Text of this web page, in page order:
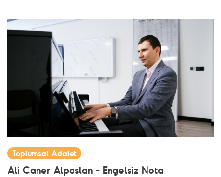
Toplumsal Adalet
Ali Caner Alpaslan - Engelsiz Nota